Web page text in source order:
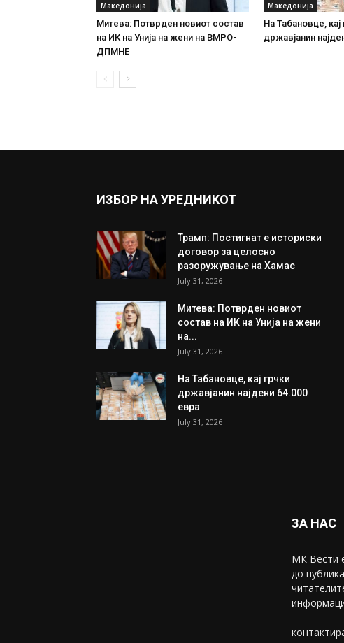
Македонија
Митева: Потврден новиот состав
на ИК на Унија на жени на ВМРО-
ДПМНЕ
Македонија
На Табановце, кај
државјанин
ИЗБОР НА УРЕДНИКОТ
Трамп: Постигнат е историски
договор за целосно
разоружување на Хамас
July 31, 2026
Митева: Потврден новиот
состав на ИК на Унија на жени
на...
July 31, 2026
На Табановце, кај грчки
државјанин најдени 64.000
евра
July 31, 2026
ЗА НАС
МК Вести
до